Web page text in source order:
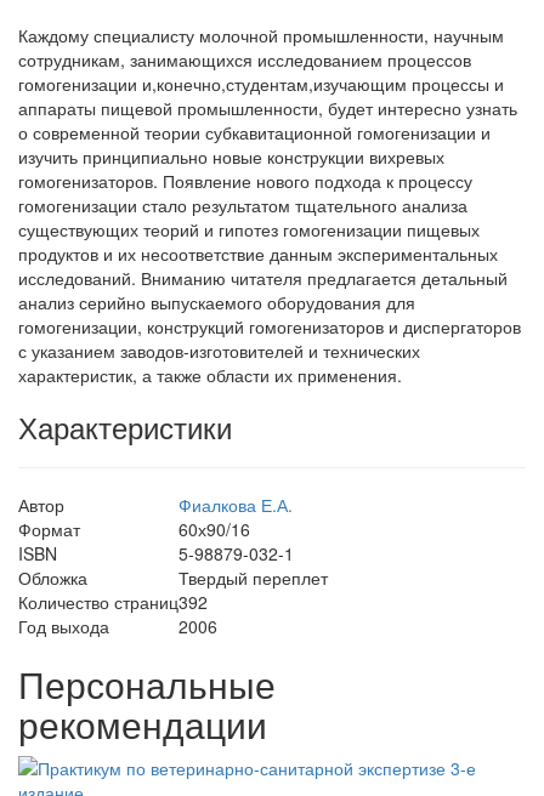
Каждому специалисту молочной промышленности, научным
сотрудникам, занимающихся исследованием процессов
гомогенизации и,конечно,студентам,изучающим процессы и
аппараты пищевой промышленности, будет интересно узнать
о современной теории субкавитационной гомогенизации и
изучить принципиально новые конструкции вихревых
гомогенизаторов. Появление нового подхода к процессу
гомогенизации стало результатом тщательного анализа
существующих теорий и гипотез гомогенизации пищевых
продуктов и их несоответствие данным экспериментальных
исследований. Вниманию читателя предлагается детальный
анализ серийно выпускаемого оборудования для
гомогенизации, конструкций гомогенизаторов и диспергаторов
с указанием заводов-изготовителей и технических
характеристик, а также области их применения.
Характеристики
Автор
Фиалкова Е.А.
Формат
60х90/16
ISBN
5-98879-032-1
Обложка
Твердый переплет
Количество страниц392
Год выхода
2006
Персональные
рекомендации